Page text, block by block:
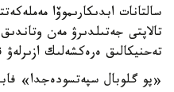
سالتانات ابدىكارىموۆا
تالاپتى جەتىلدىرۋ مەن
تەحنيكالىق ەرەكشەلىك ازىرلەۋ
«پو گلوبال سپەتسودەجدا»